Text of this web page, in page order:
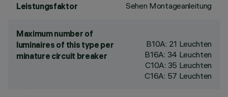
Leistungsfaktor Sehen Montageanleitung
Maximum number of
luminaires of this type per
minature circuit breaker
B10A: 21 Leuchten
B16A: 34 Leuchten
C10A: 35 Leuchten
C16A: 57 Leuchten